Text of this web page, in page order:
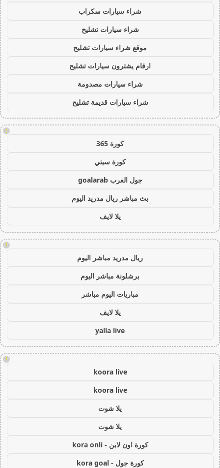
شراء سيارات سكراب
شراء سيارات تشليح
موقع شراء سيارات تشليح
ارقام يشترون سيارات تشليح
شراء سيارات مصدومة
شراء سيارات قديمة تشليح
!
كورة 365
كورة سيتي
جول العرب goalarab
بث مباشر ريال مدريد اليوم
يلا لايف
!
ريال مدريد مباشر اليوم
برشلونة مباشر اليوم
مباريات اليوم مباشر
يلا لايف
yalla live
!
koora live
koora live
يلا شوت
يلا شوت
كورة اون لاين - kora onli
كورة جول - kora goal